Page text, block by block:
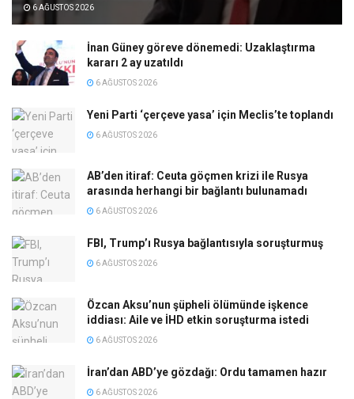
6 AĞUSTOS 2026
İnan Güney göreve dönemedi: Uzaklaştırma
kararı 2 ay uzatıldı
6 AĞUSTOS 2026
Yeni Parti ‘çerçeve yasa’ için Meclis’te toplandı
6 AĞUSTOS 2026
AB’den itiraf: Ceuta göçmen krizi ile Rusya
arasında herhangi bir bağlantı bulunamadı
6 AĞUSTOS 2026
FBI, Trump’ı Rusya bağlantısıyla soruşturmuş
6 AĞUSTOS 2026
Özcan Aksu’nun şüpheli ölümünde işkence
iddiası: Aile ve İHD etkin soruşturma istedi
6 AĞUSTOS 2026
İran’dan ABD’ye gözdağı: Ordu tamamen hazır
6 AĞUSTOS 2026